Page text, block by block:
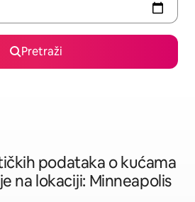
Pretraži
podataka o kućama
na lokaciji: Minneapolis